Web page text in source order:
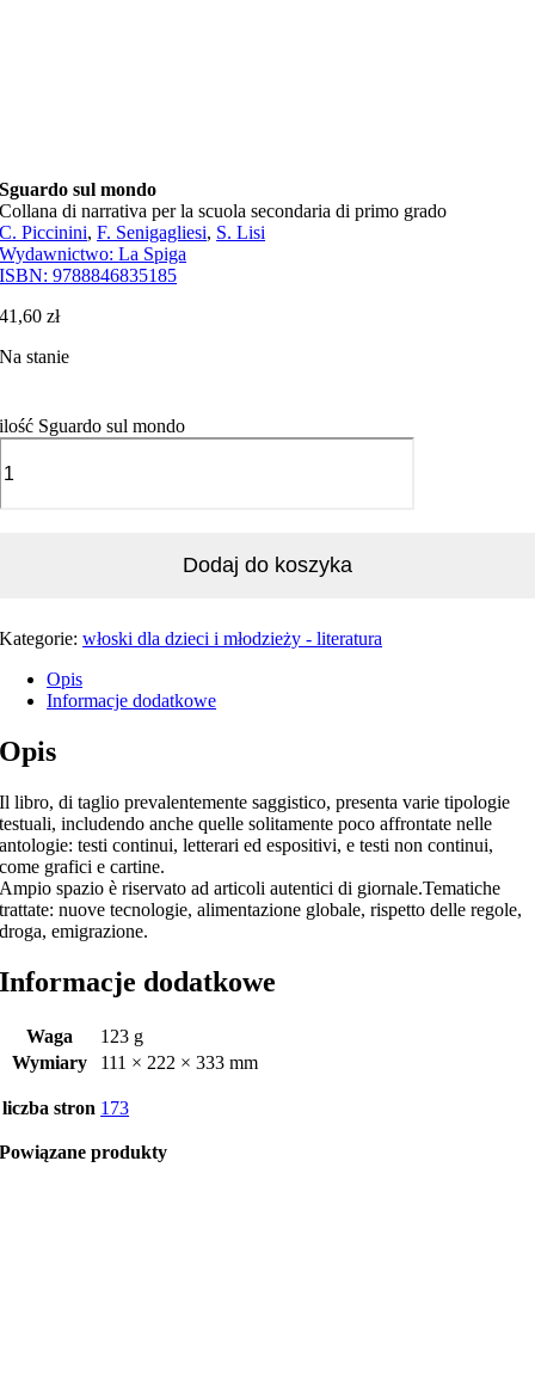
Sguardo sul mondo
Collana di narrativa per la scuola secondaria di primo grado
C. Piccinini,F. Senigagliesi, S. Lisi
Wydawnictwo:La Spiga
ISBN:9788846835185
41,60zł
Na stanie
ilość Sguardo sul mondo
Dodaj do koszyka
Kategorie:włoski dla dzieci i młodzieży - literatura
Opis
Informacje dodatkowe
Opis
Il libro, di taglio prevalentemente saggistico, presenta varie tipologie
testuali, includendo anche quelle solitamente poco affrontate nelle
antologie: testi continui, letterari ed espositivi, e testi non continui,
come grafici e cartine.
Ampio spazio è riservato ad articoli autentici di giornale.Tematiche
trattate: nuove tecnologie, alimentazione globale, rispetto delle regole,
droga, emigrazione.
Informacje dodatkowe
Waga
123 g
Wymiary
111 × 222 × 333 mm
liczba stron 173
Powiązane produkty